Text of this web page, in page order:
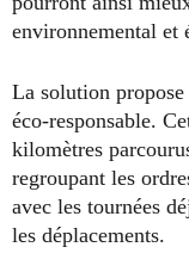
environnemental et
La solution
éco-responsable.
kilomètres
regroupant les
avec les tournées
les déplacements.